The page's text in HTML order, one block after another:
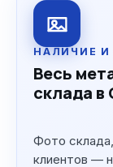
НАЛИЧИЕ
Весь
склада в
Фото
клиентов —